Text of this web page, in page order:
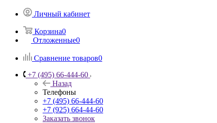
Личный кабинет
Корзина0
Отложенные0
Сравнение товаров0
+7 (495) 66-444-60
Назад
Телефоны
+7 (495) 66-444-60
+7 (925) 664-44-60
Заказать звонок